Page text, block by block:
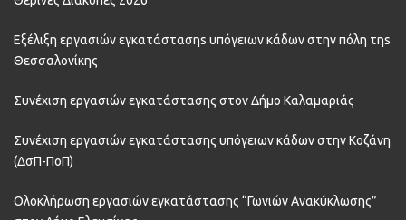
Εξέλιξη εργασιών εγκατάστασηs υπόγειων κάδων στην πόλη τηs
Θεσσαλονίκης
Συνέχιση εργασιών εγκατάστασης στον Δήμο Καλαμαριάς
Συνέχιση εργασιών εγκατάστασης υπόγειων κάδων στην Κοζάνη
(ΔσΠ-ΠοΠ)
Ολοκλήρωση εργασιών εγκατάστασης “Γωνιών Ανακύκλωσης”